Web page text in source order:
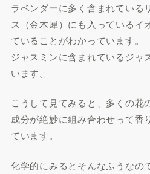
ラベンダーに多く含まれている
ス（金木犀）にも入っているイ
ていることがわかっています。
ジャスミンに含まれているジャ
います。
こうして見てみると、多くの花
成分が絶妙に組み合わせって香
ています。
化学的にみるとそんなふうなの